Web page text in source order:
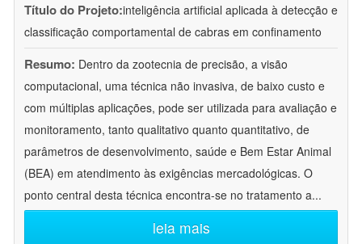
Título do Projeto:inteligência artificial aplicada à detecção e
classificação comportamental de cabras em confinamento
Resumo: Dentro da zootecnia de precisão, a visão
computacional, uma técnica não invasiva, de baixo custo e
com múltiplas aplicações, pode ser utilizada para avaliação e
monitoramento, tanto qualitativo quanto quantitativo, de
parâmetros de desenvolvimento, saúde e Bem Estar Animal
(BEA) em atendimento às exigências mercadológicas. O
ponto central desta técnica encontra-se no tratamento a...
leia mais